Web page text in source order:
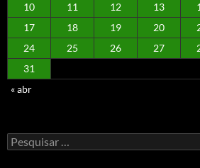
10
11 12 13
17
18 19 20
24
25 26 27
31
« abr
Pesquisar
por: